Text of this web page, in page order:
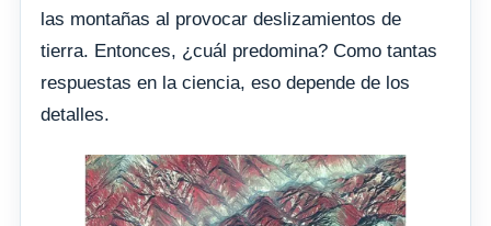
las montañas al provocar deslizamientos de
tierra. Entonces, ¿cuál predomina? Como tantas
respuestas en la ciencia, eso depende de los
detalles.